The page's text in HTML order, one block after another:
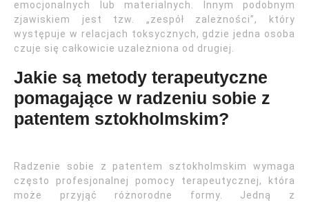
emocjonalnych lub materialnych. Innym podobnym
zjawiskiem jest tzw. „zespół zależności”, który
występuje w relacjach toksycznych, gdzie jedna osoba
czuje się całkowicie uzależniona od drugiej.
Jakie są metody terapeutyczne
pomagające w radzeniu sobie z
patentem sztokholmskim?
Radzenie sobie z patentem sztokholmskim wymaga
często profesjonalnej pomocy terapeutycznej, która
może przyjąć różnorodne formy. Jedną z